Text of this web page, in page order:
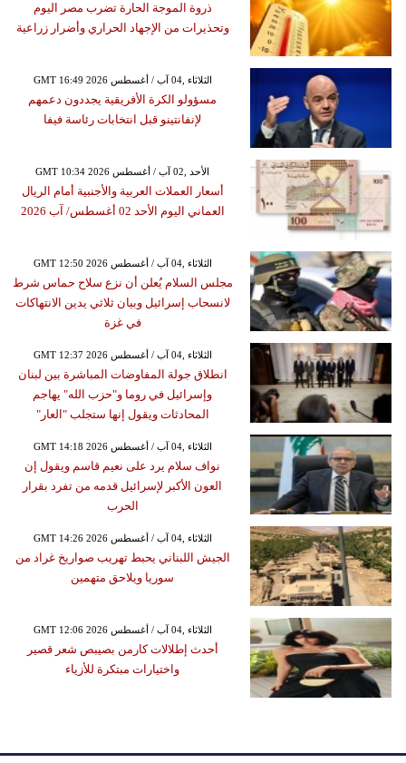
ذروة الموجة الحارة تضرب مصر اليوم
وتحذيرات من الإجهاد الحراري وأضرار زراعية
GMT 16:49 2026 الثلاثاء ,04 آب / أغسطس
مسؤولو الكرة الأفريقية يجددون دعمهم
لإنفانتينو قبل انتخابات رئاسة فيفا
GMT 10:34 2026 الأحد ,02 آب / أغسطس
أسعار العملات العربية والأجنبية أمام الريال
العماني اليوم الأحد 02 أغسطس/ آب 2026
GMT 12:50 2026 الثلاثاء ,04 آب / أغسطس
مجلس السلام يُعلن أن نزع سلاح حماس شرط
لانسحاب إسرائيل وبيان ثلاثي يدين الانتهاكات
في غزة
GMT 12:37 2026 الثلاثاء ,04 آب / أغسطس
انطلاق جولة المفاوضات المباشرة بين لبنان
وإسرائيل في روما و"حزب الله" يهاجم
المحادثات ويقول إنها ستجلب "العار"
GMT 14:18 2026 الثلاثاء ,04 آب / أغسطس
نواف سلام يرد على نعيم قاسم ويقول إن
العون الأكبر لإسرائيل قدمه من تفرد بقرار
الحرب
GMT 14:26 2026 الثلاثاء ,04 آب / أغسطس
الجيش اللبناني يحبط تهريب صواريخ غراد من
سوريا ويلاحق متهمين
GMT 12:06 2026 الثلاثاء ,04 آب / أغسطس
أحدث إطلالات كارمن بصيبص شعر قصير
واختيارات مبتكرة للأزياء